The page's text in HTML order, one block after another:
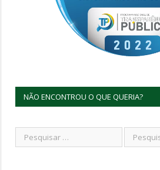
NÃO ENCONTROU O QUE QUERIA?